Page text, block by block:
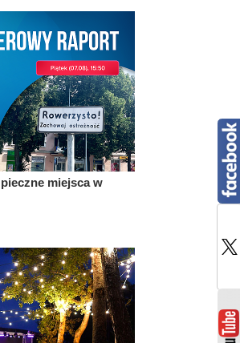
miejsca w